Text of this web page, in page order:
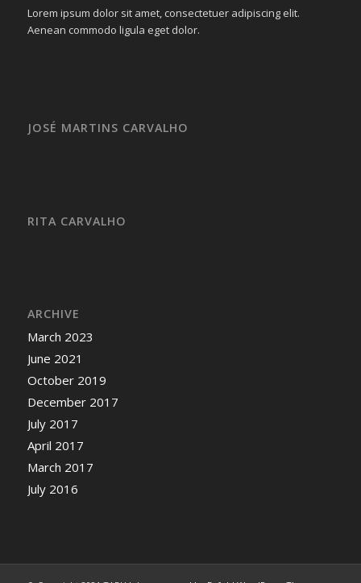
Lorem ipsum dolor sit amet, consectetuer adipiscing elit.
Aenean commodo ligula eget dolor.
JOSÉ MARTINS CARVALHO
RITA CARVALHO
ARCHIVE
March 2023
June 2021
October 2019
December 2017
July 2017
April 2017
March 2017
July 2016